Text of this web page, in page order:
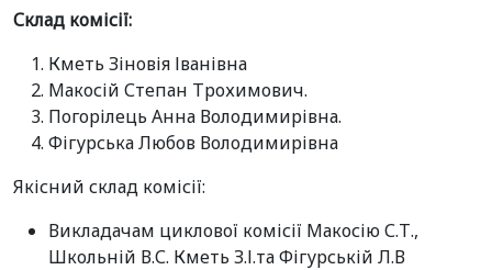
Склад комісії:
Кметь Зіновія Іванівна
Макосій Степан Трохимович.
Погорілець Анна Володимирівна.
Фігурська Любов Володимирівна
Якісний склад комісії:
Викладачам циклової комісії Макосію С.Т.,
Школьній В.С. Кметь З.І.та Фігурській Л.В